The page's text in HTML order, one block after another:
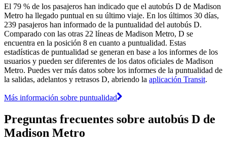
El 79 % de los pasajeros han indicado que el autobús D de Madison
Metro ha llegado puntual en su último viaje. En los últimos 30 días,
239 pasajeros han informado de la puntualidad del autobús D.
Comparado con las otras 22 líneas de Madison Metro, D se
encuentra en la posición 8 en cuanto a puntualidad. Estas
estadísticas de puntualidad se generan en base a los informes de los
usuarios y pueden ser diferentes de los datos oficiales de Madison
Metro. Puedes ver más datos sobre los informes de la puntualidad de
la salidas, adelantos y retrasos D, abriendo la aplicación Transit.
Más información sobre puntualidad
Preguntas frecuentes sobre autobús D de
Madison Metro